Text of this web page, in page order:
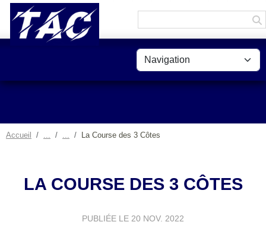
Accueil La Course des 3 Côtes
LA COURSE DES 3 CÔTES
PUBLIÉE LE 20 NOV. 2022
Panneau de gestion des cookies